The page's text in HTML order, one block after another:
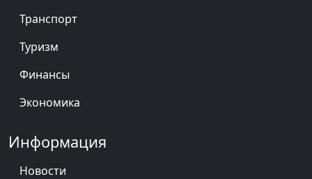
Транспорт
Туризм
Финансы
Экономика
Информация
Новости